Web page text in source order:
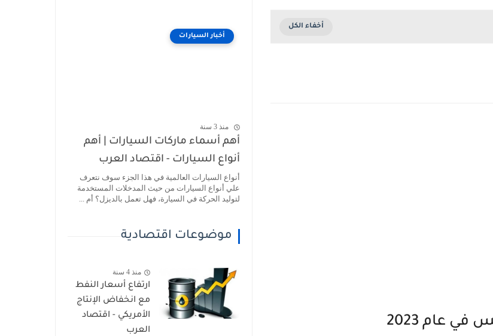
عام 2023
أخبار السيارات
منذ 3 سنة
أهم أسماء ماركات السيارات | أهم
أنواع السيارات - اقتصاد العرب
أنواع السيارات العالمية في هذا الجزء سوف نتعرف
علي أنواع السيارات من حيث المدخلات المستخدمة
لتوليد الحركة في السيارة، فهل تعمل بالديزل؟ أم ...
موضوعات اقتصادية
منذ 4 سنة
ارتفاع أسعار النفط
مع انخفاض الإنتاج
الأمريكي - اقتصاد
العرب